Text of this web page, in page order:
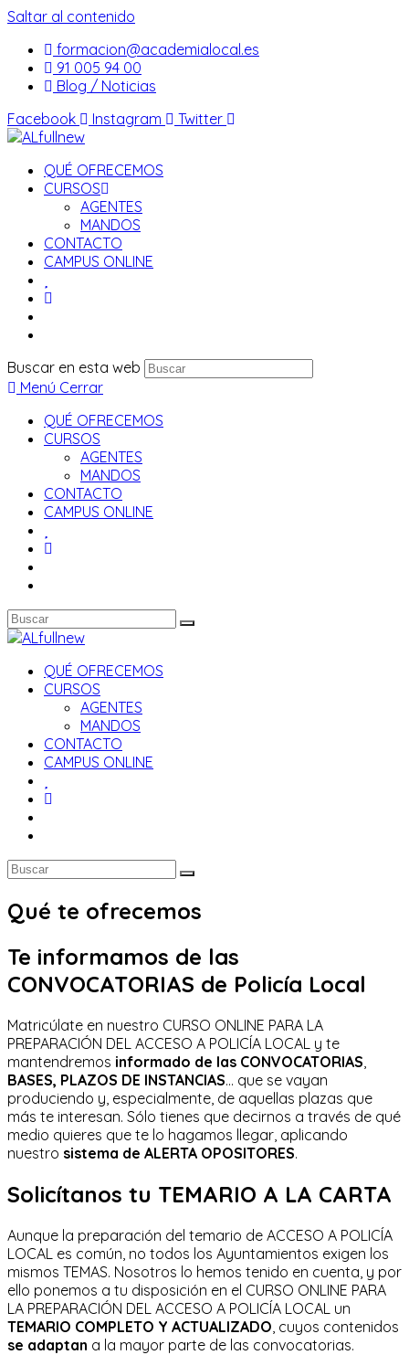
Saltar al contenido
formacion@academialocal.es
91 005 94 00
Blog / Noticias
Facebook
Instagram Twitter
QUÉ OFRECEMOS
CURSOS
AGENTES
MANDOS
CONTACTO
CAMPUS ONLINE
Buscar en esta web
Menú Cerrar
QUÉ OFRECEMOS
CURSOS
AGENTES
MANDOS
CONTACTO
CAMPUS ONLINE
QUÉ OFRECEMOS
CURSOS
AGENTES
MANDOS
CONTACTO
CAMPUS ONLINE
Qué te ofrecemos
Te informamos de las
CONVOCATORIAS de Policía Local
Matricúlate en nuestro CURSO ONLINE PARA LA
PREPARACIÓN DEL ACCESO A POLICÍA LOCAL y te
mantendremos informado de las CONVOCATORIAS
BASES, PLAZOS DE INSTANCIAS… que se vayan
produciendo y, especialmente, de aquellas plazas que
más te interesan. Sólo tienes que decirnos a través de qué
medio quieres que te lo hagamos llegar, aplicando
nuestro sistema de ALERTA OPOSITORES.
Solicítanos tu TEMARIO A LA CARTA
Aunque la preparación del temario de ACCESO A POLICÍA
LOCAL es común, no todos los Ayuntamientos exigen los
mismos TEMAS. Nosotros lo hemos tenido en cuenta, y por
ello ponemos a tu disposición en el CURSO ONLINE PARA
LA PREPARACIÓN DEL ACCESO A POLICÍA LOCAL un
TEMARIO COMPLETO Y ACTUALIZADO , cuyos contenidos
se adaptan a la mayor parte de las convocatorias.